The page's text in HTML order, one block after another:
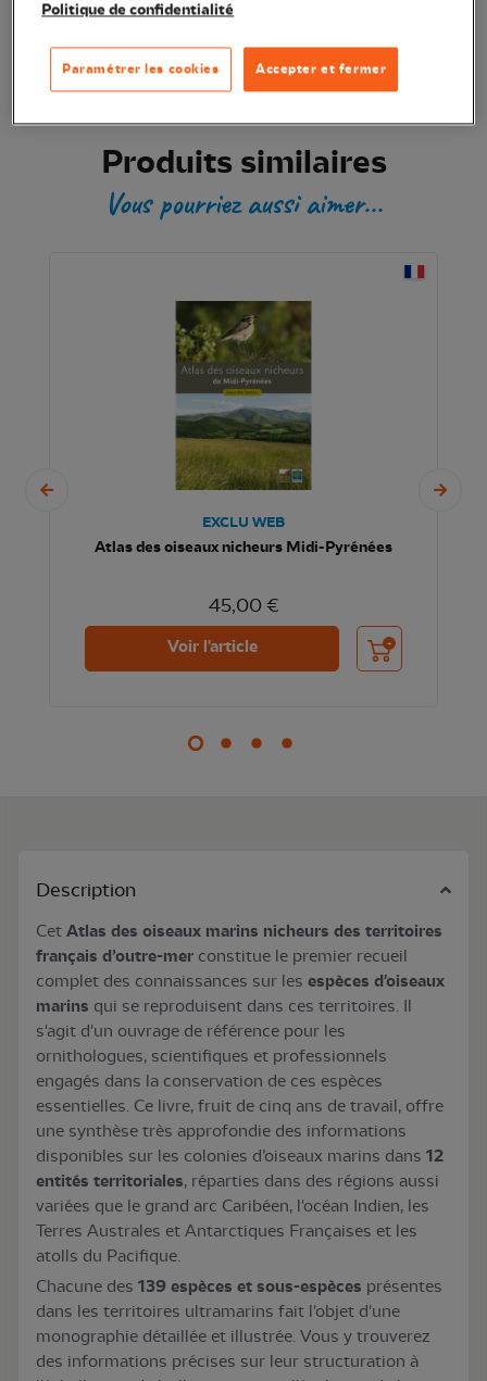
Transaction sécurisée
Produits similaires
Vous pourriez aussi aimer...
EXCLU WEB
Atlas des oiseaux nicheurs Midi-Pyrénées
45,00 €
Voir l'article Ajouter au panier
Description
Cet Atlas des oiseaux marins nicheurs des territoires
français d’outre-mer constitue le premier recueil
complet des connaissances sur les espèces d'oiseaux
marins qui se reproduisent dans ces territoires. Il
s'agit d'un ouvrage de référence pour les
ornithologues, scientifiques et professionnels
engagés dans la conservation de ces espèces
essentielles. Ce livre, fruit de cinq ans de travail, offre
une synthèse très approfondie des informations
disponibles sur les colonies d’oiseaux marins dans 12
entités territoriales, réparties dans des régions aussi
variées que le grand arc Caribéen, l'océan Indien, les
Terres Australes et Antarctiques Françaises et les
atolls du Pacifique.
Chacune des 139 espèces et sous-espèces présentes
dans les territoires ultramarins fait l'objet d'une
monographie détaillée et illustrée. Vous y trouverez
des informations précises sur leur structuration à
Politique de confidentialité
Accepter et fermer
Paramétrer les cookies